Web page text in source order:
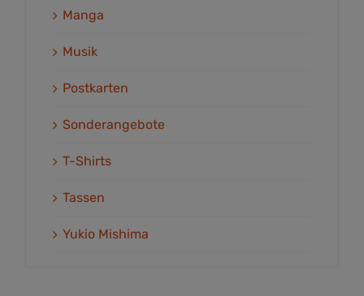
Manga
Musik
Postkarten
Sonderangebote
T-Shirts
Tassen
Yukio Mishima